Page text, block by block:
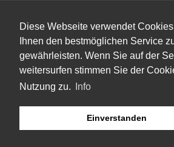
Diese Webseite verwendet
Ihnen den bestmöglichen Service
gewährleisten. Wenn Sie auf der
weitersurfen stimmen Sie der
Nutzung zu.
Info
Einverstanden